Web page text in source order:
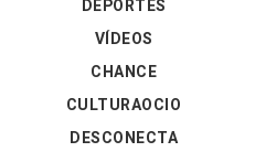
DEPORTES
VÍDEOS
CHANCE
CULTURAOCIO
DESCONECTA